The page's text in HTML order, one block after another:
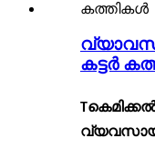
കട്ടർ
T